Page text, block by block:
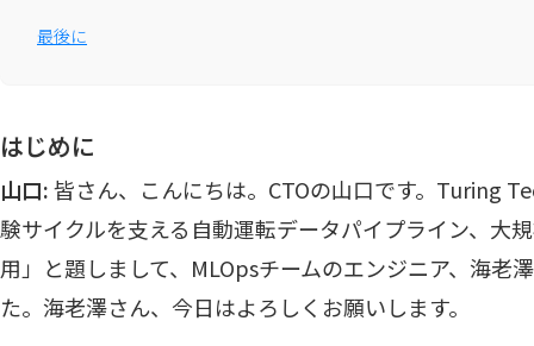
最後に
はじめに
山口:皆さん、こんにちは。CTOの山口です。Turing
験サイクルを支える自動運転データパイプライン、大
用」と題しまして、MLOpsチームのエンジニア、海老
た。海老澤さん、今日はよろしくお願いします。